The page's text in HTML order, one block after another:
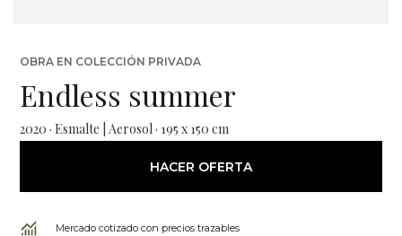
OBRA EN COLECCIÓN PRIVADA
Endless summer
2020 · Esmalte | Aerosol · 195 x 150 cm
HACER OFERTA
Mercado cotizado con precios trazables